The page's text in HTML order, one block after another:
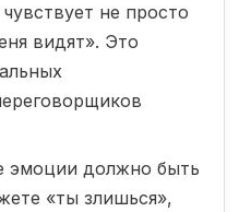
не просто
видят». Это
эмоции должно быть
«ты злишься»,